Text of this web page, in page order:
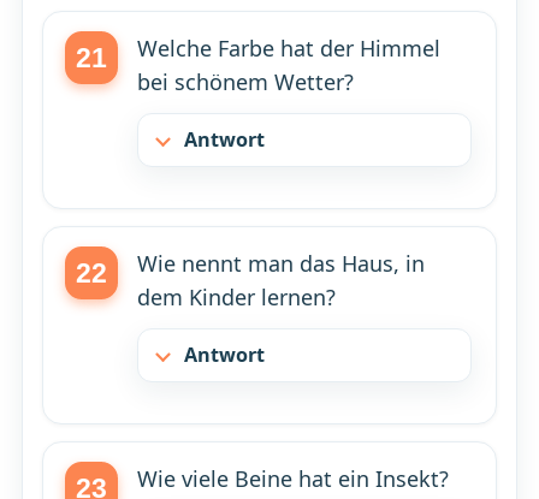
Welche Farbe hat der Himmel
bei schönem Wetter?
Antwort
Wie nennt man das Haus, in
dem Kinder lernen?
Antwort
Wie viele Beine hat ein Insekt?